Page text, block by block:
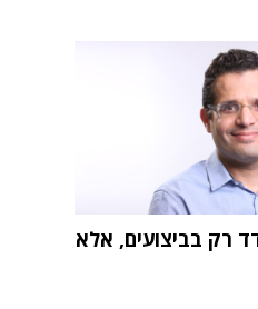
רק בביצועים, אלא